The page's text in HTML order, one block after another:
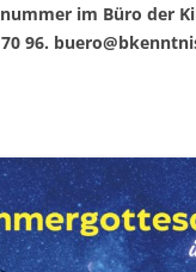
im Büro der
96.